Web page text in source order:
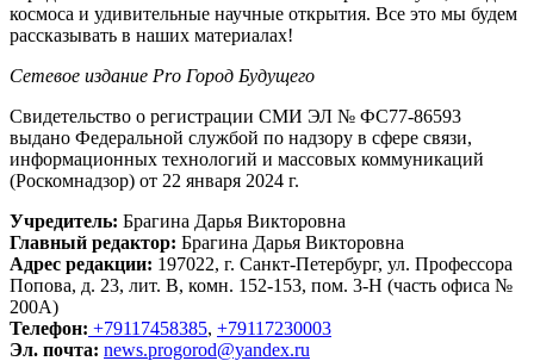
космоса и удивительные научные открытия. Все это мы будем
рассказывать в наших материалах!
Сетевое издание Рrо Город Будущего
Свидетельство о регистрации СМИ ЭЛ № ФС77-86593
выдано Федеральной службой по надзору в сфере связи,
информационных технологий и массовых коммуникаций
(Роскомнадзор) от 22 января 2024 г.
Учредитель: Брагина Дарья Викторовна
Главный редактор: Брагина Дарья Викторовна
Адрес редакции: 197022, г. Санкт-Петербург, ул. Профессора
Попова, д. 23, лит. В, комн. 152-153, пом. 3-Н (часть офиса №
200А)
Телефон: +79117458385, +79117230003
Эл. почта: news.progorod@yandex.ru